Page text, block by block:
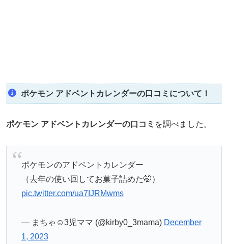
ポケモン アドベントカレンダーの口コミについて！
ポケモン アドベントカレンダーの口コミ を調べました。
ポケモンのアドベントカレンダー
（去年の使い回してお菓子詰めた🤭）
pic.twitter.com/ua7IJRMwms
— まちゃ☺︎3児ママ (@kirby0_3mama) December
1, 2023